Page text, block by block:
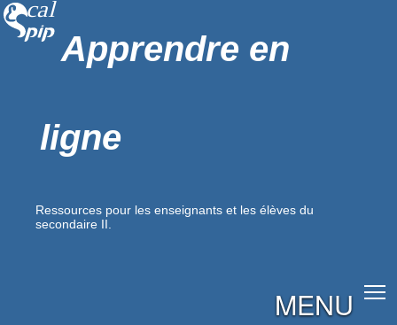
Apprendre en
ligne
Ressources pour les enseignants et les élèves du
secondaire II.
MENU